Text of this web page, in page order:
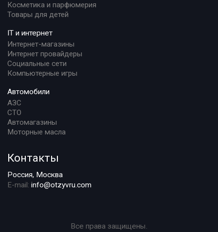
Косметика и парфюмерия
Товары для детей
IT и интернет
Интернет-магазины
Интернет провайдеры
Социальные сети
Компьютерные игры
Автомобили
АЗС
СТО
Автомагазины
Моторные масла
Контакты
Россия, Москва
E-mail: info@otzyvru.com
Все права защищены.